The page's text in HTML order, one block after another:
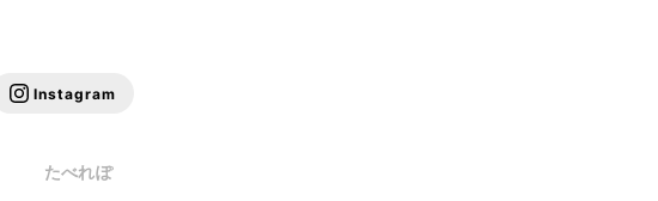
Instagram
たべれぽ